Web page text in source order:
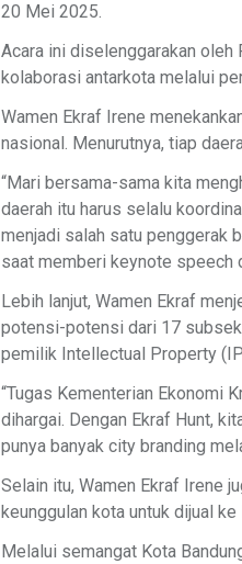
20 Mei 2025.
Acara ini diselenggarakan oleh
kolaborasi antarkota melalui
Wamen Ekraf Irene
nasional. Menurutnya, tiap
“Mari bersama-sama kita
daerah itu harus selalu
menjadi salah satu penggerak
saat memberi keynote speech
Lebih lanjut, Wamen Ekraf
potensi-potensi dari 17
pemilik Intellectual Property
“Tugas Kementerian Ekonomi
dihargai. Dengan Ekraf Hunt,
punya banyak city branding
Selain itu, Wamen Ekraf Irene
keunggulan kota untuk dijual
Melalui semangat Kota